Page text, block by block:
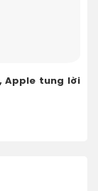
Apple tung lời